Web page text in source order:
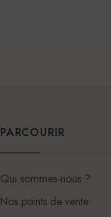
PARCOURIR
Qui sommes-nous ?
Nos points de vente